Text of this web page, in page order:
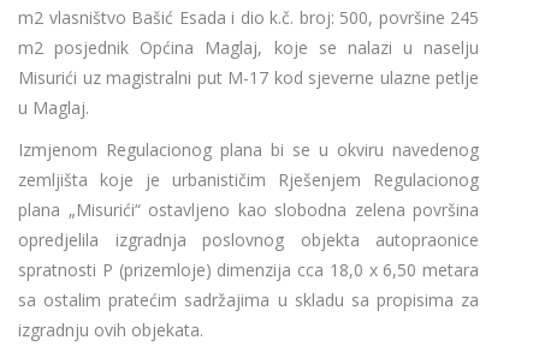
m2 vlasništvo Bašić Esada i dio k.č. broj: 500, površine 245
m2 posjednik Općina Maglaj, koje se nalazi u naselju
Misurići uz magistralni put M-17 kod sjeverne ulazne petlje
u Maglaj.
Izmjenom Regulacionog plana bi se u okviru navedenog
zemljišta koje je urbanističim Rješenjem Regulacionog
plana „Misurići“ ostavljeno kao slobodna zelena površina
opredjelila izgradnja poslovnog objekta autopraonice
spratnosti P (prizemloje) dimenzija cca 18,0 x 6,50 metara
sa ostalim pratećim sadržajima u skladu sa propisima za
izgradnju ovih objekata.